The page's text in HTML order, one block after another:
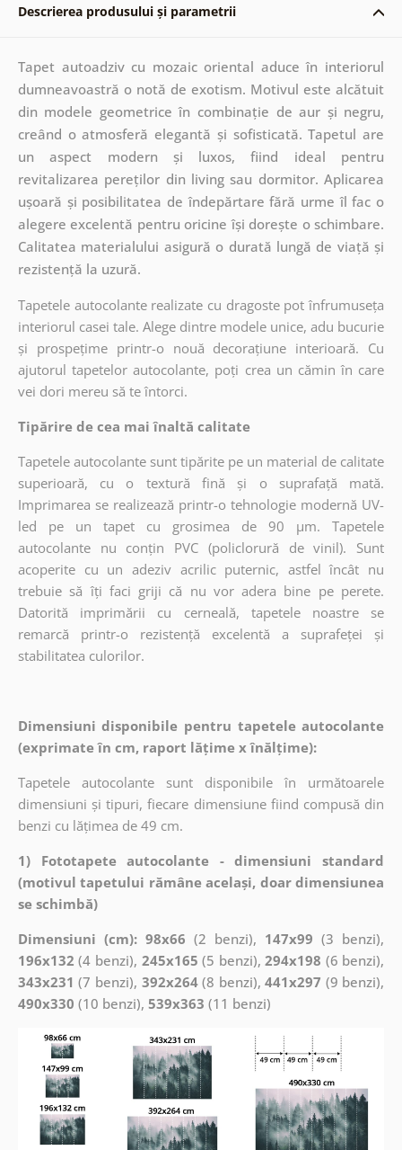
Descrierea produsului și parametrii
Tapet autoadziv cu mozaic oriental aduce în interiorul
dumneavoastră o notă de exotism. Motivul este alcătuit
din modele geometrice în combinație de aur și negru,
creând o atmosferă elegantă și sofisticată. Tapetul are
un aspect modern și luxos, fiind ideal pentru
revitalizarea pereților din living sau dormitor. Aplicarea
ușoară și posibilitatea de îndepărtare fără urme îl fac o
alegere excelentă pentru oricine își dorește o schimbare.
Calitatea materialului asigură o durată lungă de viață și
rezistență la uzură.
Tapetele autocolante realizate cu dragoste pot înfrumuseța
interiorul casei tale. Alege dintre modele unice, adu bucurie
și prospețime printr-o nouă decorațiune interioară. Cu
ajutorul tapetelor autocolante, poți crea un cămin în care
vei dori mereu să te întorci.
Tipărire de cea mai înaltă calitate
Tapetele autocolante sunt tipărite pe un material de calitate
superioară, cu o textură fină și o suprafață mată.
Imprimarea se realizează printr-o tehnologie modernă UV-
led pe un tapet cu grosimea de 90 µm. Tapetele
autocolante nu conțin PVC (policlorură de vinil). Sunt
acoperite cu un adeziv acrilic puternic, astfel încât nu
trebuie să îți faci griji că nu vor adera bine pe perete.
Datorită imprimării cu cerneală, tapetele noastre se
remarcă printr-o rezistență excelentă a suprafeței și
stabilitatea culorilor.
Dimensiuni disponibile pentru tapetele autocolante
(exprimate în cm, raport lățime x înălțime):
Tapetele autocolante sunt disponibile în următoarele
dimensiuni și tipuri, fiecare dimensiune fiind compusă din
benzi cu lățimea de 49 cm.
1) Fototapete autocolante - dimensiuni standard
(motivul tapetului rămâne același, doar dimensiunea
se schimbă)
Dimensiuni (cm): 98x66 (2 benzi), 147x99 (3 benzi),
196x132 (4 benzi), 245x165 (5 benzi),294x198 (6 benzi),
343x231 (7 benzi), 392x264(8 benzi),441x297 (9 benzi),
490x330 (10 benzi), 539x363 (11 benzi)